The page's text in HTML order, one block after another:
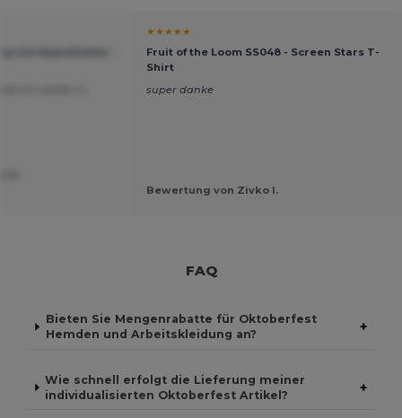
★★★★★
Fruit of the Loom SS048 - Screen Stars T-
Shirt
super danke
Bewertung von Zivko I.
FAQ
Bieten Sie Mengenrabatte für Oktoberfest
Hemden und Arbeitskleidung an?
+
Wie schnell erfolgt die Lieferung meiner
individualisierten Oktoberfest Artikel?
+